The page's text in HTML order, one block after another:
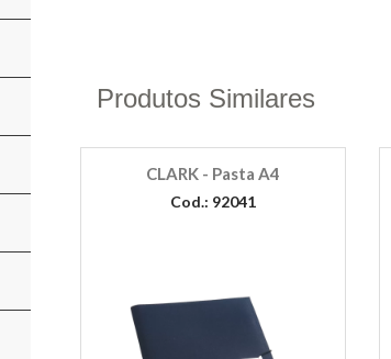
Produtos Similares
CLARK - Pasta A4
Cod.: 92041